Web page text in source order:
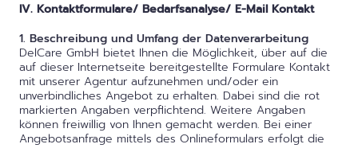
IV. Kontaktformulare/ Bedarfsanalyse/ E-Mail Kontakt
1. Beschreibung und Umfang der Datenverarbeitung
DelCare GmbH bietet Ihnen die Möglichkeit, über auf die
auf dieser Internetseite bereitgestellte Formulare Kontakt
mit unserer Agentur aufzunehmen und/oder ein
unverbindliches Angebot zu erhalten. Dabei sind die rot
markierten Angaben verpflichtend. Weitere Angaben
können freiwillig von Ihnen gemacht werden. Bei einer
Angebotsanfrage mittels des Onlineformulars erfolgt die